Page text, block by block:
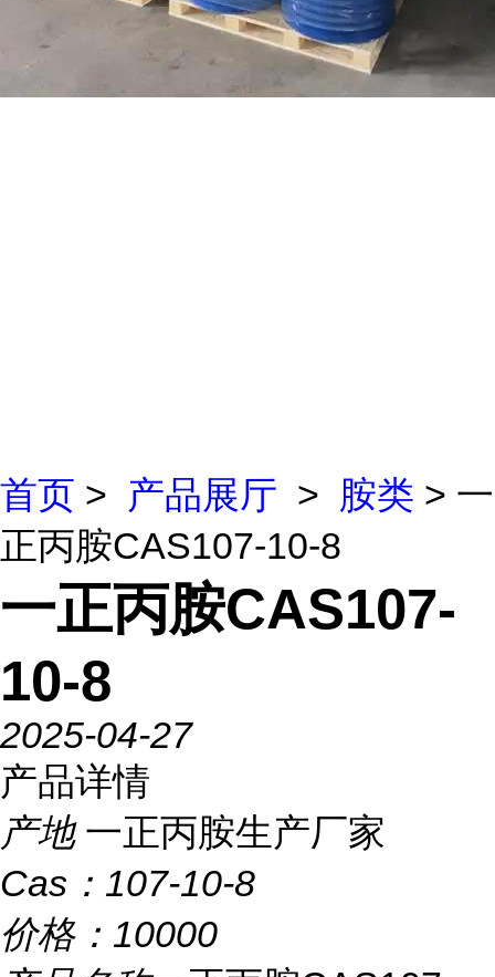
首页 > 产品展厅 > 胺类 > 一
正丙胺CAS107-10-8
一正丙胺CAS107-
10-8
2025-04-27
产品详情
产地 一正丙胺生产厂家
Cas： 107-10-8
价格： 10000